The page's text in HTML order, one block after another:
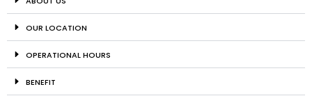
OUR LOCATION
OPERATIONAL HOURS
BENEFIT